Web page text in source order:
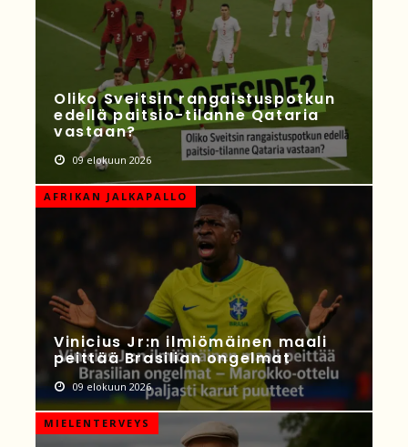
Oliko Sveitsin rangaistuspotkun
edellä paitsio-tilanne Qataria
vastaan?
09 elokuun 2026
AFRIKAN JALKAPALLO
Vinicius Jr:n ilmiömäinen maali
peittää Brasilian ongelmat
09 elokuun 2026
MIELENTERVEYS